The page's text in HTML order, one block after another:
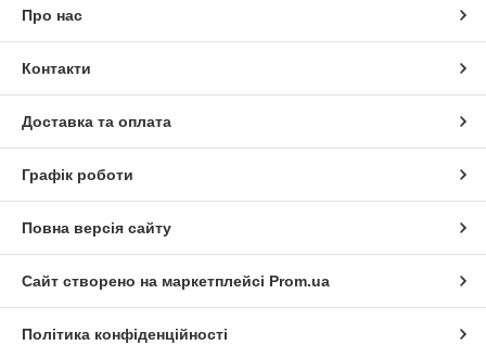
Про нас
Контакти
Доставка та оплата
Графік роботи
Повна версія сайту
Сайт створено на маркетплейсі Prom.ua
Політика конфіденційності